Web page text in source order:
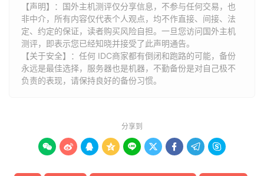
【声明】：国外主机测评仅分享信息，不参与任何交易，也
非中介，所有内容仅代表个人观点，均不作直接、间接、法
定、约定的保证，读者购买风险自担。一旦您访问国外主机
测评，即表示您已经知晓并接受了此声明通告。
【关于安全】：任何 IDC商家都有倒闭和跑路的可能，备份
永远是最佳选择，服务器也是机器，不勤备份是对自己极不
负责的表现，请保持良好的备份习惯。
分享到
        